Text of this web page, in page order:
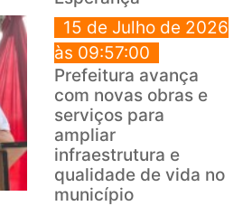
15 de Julho de 2026
às 09:57:00
Prefeitura avança
com novas obras e
serviços para
ampliar
infraestrutura e
qualidade de vida no
município